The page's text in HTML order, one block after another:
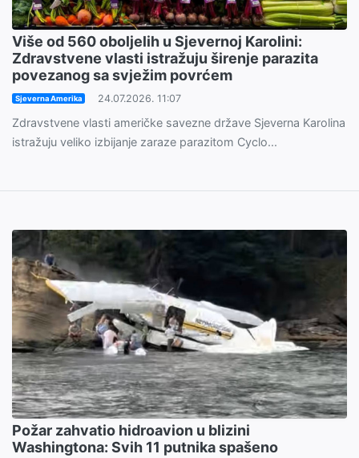
Više od 560 oboljelih u Sjevernoj Karolini:
Zdravstvene vlasti istražuju širenje parazita
povezanog sa svježim povrćem
Sjeverna Amerika 24.07.2026. 11:07
Zdravstvene vlasti američke savezne države Sjeverna Karolina
istražuju veliko izbijanje zaraze parazitom Cyclo...
Požar zahvatio hidroavion u blizini
Washingtona: Svih 11 putnika spašeno